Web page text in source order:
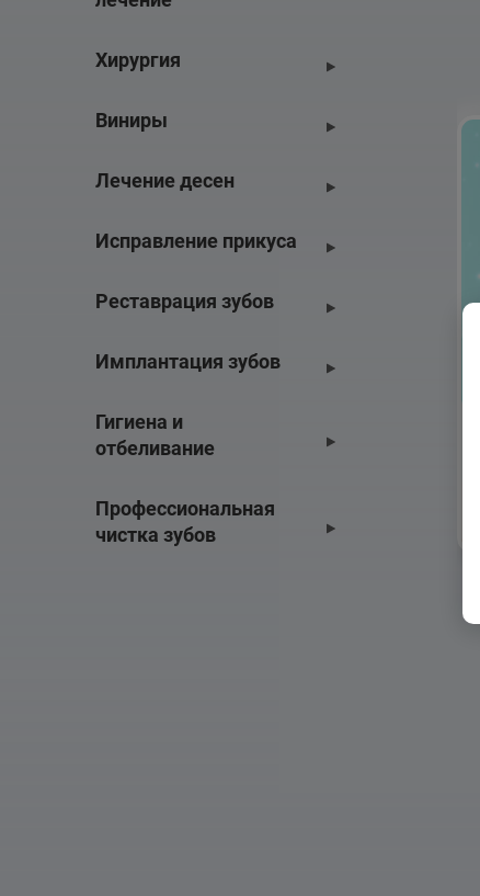
Хирургия
Виниры
Лечение десен
Исправление прикуса
Реставрация зубов
Имплантация зубов
Гигиена и
отбеливание
Профессиональная
чистка зубов